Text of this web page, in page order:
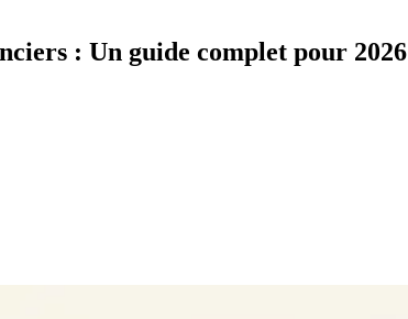
: Un guide complet pour 2026